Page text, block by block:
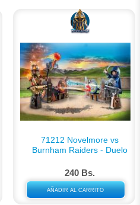
71212 Novelmore vs
Burnham Raiders - Duelo
240 Bs.
AÑADIR AL CARRITO